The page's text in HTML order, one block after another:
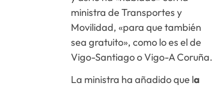
ministra de Transportes y
Movilidad, «para que también
sea gratuito», como lo es el de
Vigo-Santiago o Vigo-A Coruña.
La ministra ha añadido que la